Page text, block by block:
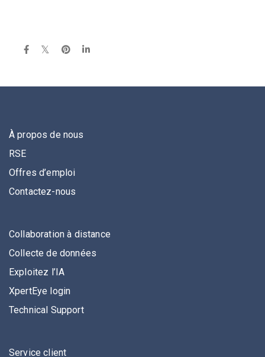
À propos de nous
RSE
Offres d’emploi
Contactez-nous
Collaboration à distance
Collecte de données
Exploitez l’IA
XpertEye login
Technical Support
Service client